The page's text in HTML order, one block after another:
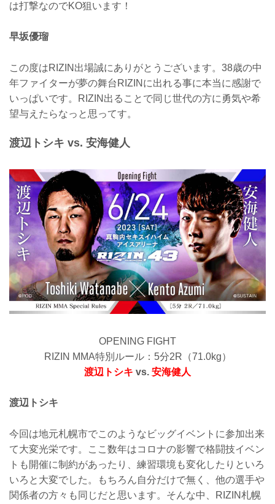
は打撃なのでKO狙います！
早坂優瑠
この度はRIZIN出場誠にありがとうございます。38歳の中
年ファイターが夢の舞台RIZINに出れる事に本当に感謝で
いっぱいです。RIZIN出ることで同じ世代の方に勇気や希
望与えたらなっと思ってす。
渡辺トシキ vs. 安海健人
OPENING FIGHT
RIZIN MMA特別ルール：5分2R（71.0kg）
渡辺トシキ vs. 安海健人
渡辺トシキ
今回は地元札幌市でこのようなビッグイベントに参加出来
て大変光栄です。ここ数年はコロナの影響で格闘技イベン
トも開催に制約があったり、練習環境も変化したりといろ
いろと大変でした。もちろん自分だけで無く、他の選手や
関係者の方々も同じだと思います。そんな中、RIZIN札幌